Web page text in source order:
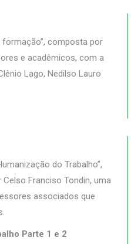
formação”, composta por
e acadêmicos, com a
Lago, Nedilso Lauro
do Trabalho”,
Franciso Tondin, uma
associados que
Parte 1 e 2